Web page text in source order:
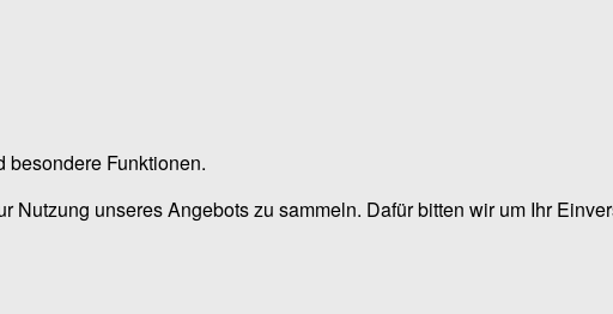
besondere Funktionen.
unseres Angebots zu sammeln. Dafür bitten wir um Ihr